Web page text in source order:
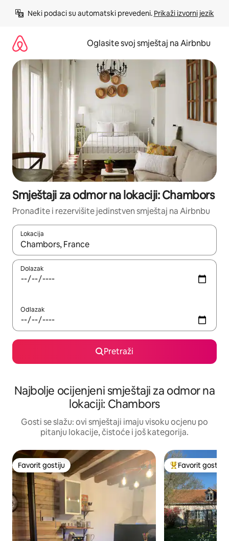
Neki podaci su automatski prevedeni. Prikaži izvorni jezik
Oglasite svoj smještaj na Airbnbu
Smještaji za odmor na lokaciji: Chambors
Pronađite i rezervišite jedinstven smještaj na Airbnbu
Lokacija
Kad rezultati budu dostupni, krećite se gore i dolje pomoću
Dolazak
Odlazak
Pretraži
Najbolje ocijenjeni smještaji za odmor na
lokaciji: Chambors
Gosti se slažu: ovi smještaji imaju visoku ocjenu po
pitanju lokacije, čistoće i još kategorija.
Favorit gostiju
Favorit gostiju Glavni favorit
Favorit gostiju